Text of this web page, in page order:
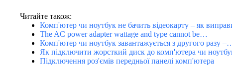
Читайте також:
Комп'ютер чи ноутбук не бачить відеокарту – як
The AC power adapter wattage and type cannot be…
Комп'ютер чи ноутбук завантажується з другого разу
Як підключити жорсткий диск до комп'ютера чи
Підключення роз'ємів передньої панелі комп'ютера